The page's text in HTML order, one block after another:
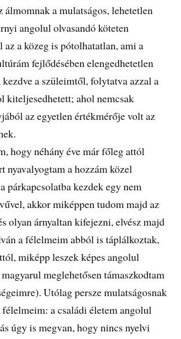
álmomnak a mulatságos, lehetetlen
angolul olvasandó köteten
az a közeg is pótolhatatlan, ami a
fejlődésében elengedhetetlen
kezdve a szüleimtől, folytatva azzal a
kiteljesedhetett; ahol nemcsak
az egyetlen értékmérője volt az
hogy néhány éve már főleg attól
nyavalyogtam a hozzám közel
párkapcsolatba kezdek egy nem
akkor miképpen tudom majd az
olyan árnyaltan kifejezni, elvész majd
a félelmeim abból is táplálkoztak,
miképp leszek képes angolul
meglehetősen támaszkodtam
Utólag persze mulatságosnak
a családi életem angolul
úgy is megvan, hogy nincs nyelvi